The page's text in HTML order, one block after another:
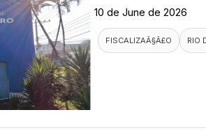
10 de June de 2026
FISCALIZAÃ§Ã£O RIO